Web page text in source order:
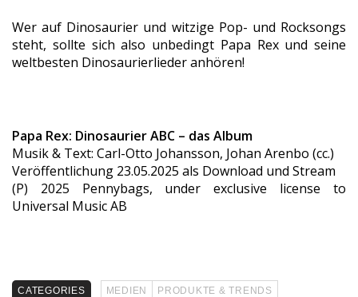
Wer auf Dinosaurier und witzige Pop- und Rocksongs
steht, sollte sich also unbedingt Papa Rex und seine
weltbesten Dinosaurierlieder anhören!
Papa Rex: Dinosaurier ABC – das Album
Musik & Text: Carl-Otto Johansson, Johan Arenbo (cc.)
Veröffentlichung 23.05.2025 als Download und Stream
(P) 2025 Pennybags, under exclusive license to
Universal Music AB
CATEGORIES MEDIEN PRODUKTE & TRENDS